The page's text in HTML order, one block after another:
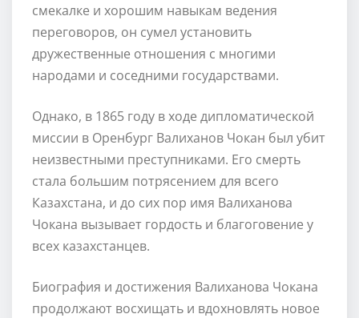
смекалке и хорошим навыкам ведения
переговоров, он сумел установить
дружественные отношения с многими
народами и соседними государствами.
Однако, в 1865 году в ходе дипломатической
миссии в Оренбург Валиханов Чокан был убит
неизвестными преступниками. Его смерть
стала большим потрясением для всего
Казахстана, и до сих пор имя Валиханова
Чокана вызывает гордость и благоговение у
всех казахстанцев.
Биография и достижения Валиханова Чокана
продолжают восхищать и вдохновлять новое